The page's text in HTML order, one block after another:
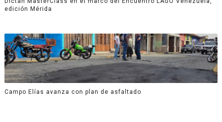
edición Mérida
Campo Elías avanza con plan de asfaltado